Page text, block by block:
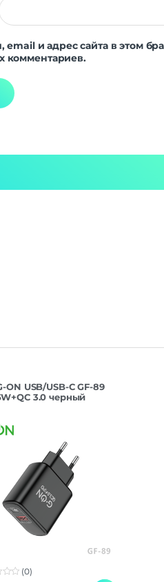
email и адрес сайта в этом
комментариев.
ON USB/USB-C GF-89
3.0 черный
(0)